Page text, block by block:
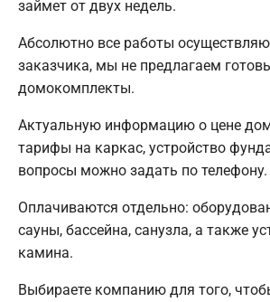
займет от двух недель.
Абсолютно все работы
заказчика, мы не предлагаем
домокомплекты.
Актуальную информацию о цене
тарифы на каркас, устройство
вопросы можно задать по телефону.
Оплачиваются отдельно:
сауны, бассейна, санузла, а также
камина.
Выбираете компанию для того,